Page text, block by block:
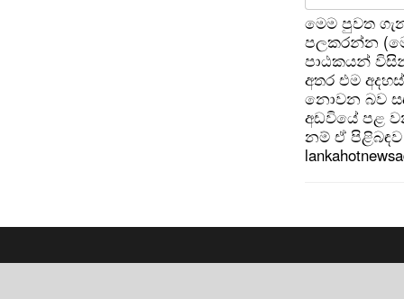
මෙම පුවත
පලකරන්න
පාඨකයන්
අතර එම
නොවන බව
අඩවියේ පළ
නම් ඒ පිළිබඳව